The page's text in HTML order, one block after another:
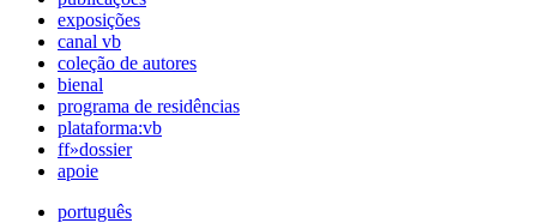
exposições
canal vb
coleção de autores
bienal
programa de residências
plataforma:vb
ff»dossier
apoie
português